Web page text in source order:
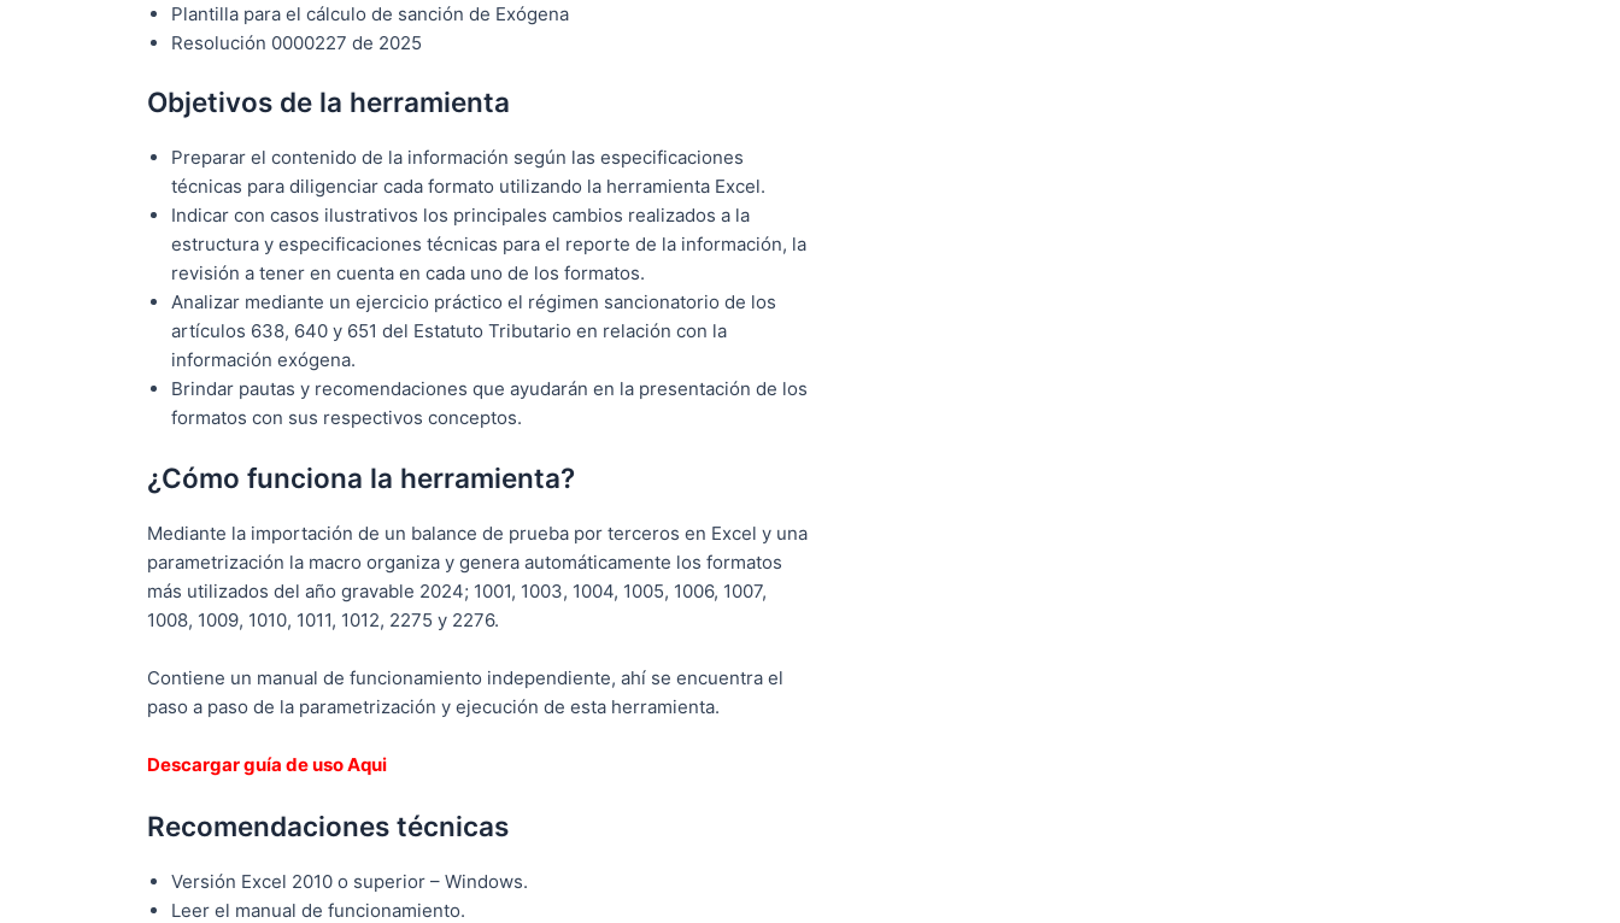
Plantilla para el cálculo de sanción de Exógena
Resolución 0000227 de 2025
Objetivos de la herramienta
Preparar el contenido de la información según las especificaciones
técnicas para diligenciar cada formato utilizando la herramienta Excel.
Indicar con casos ilustrativos los principales cambios realizados a la
estructura y especificaciones técnicas para el reporte de la información, la
revisión a tener en cuenta en cada uno de los formatos.
Analizar mediante un ejercicio práctico el régimen sancionatorio de los
artículos 638, 640 y 651 del Estatuto Tributario en relación con la
información exógena.
Brindar pautas y recomendaciones que ayudarán en la presentación de los
formatos con sus respectivos conceptos.
¿Cómo funciona la herramienta?
Mediante la importación de un balance de prueba por terceros en Excel y una
parametrización la macro organiza y genera automáticamente los formatos
más utilizados del año gravable 2024; 1001, 1003, 1004, 1005, 1006, 1007,
1008, 1009, 1010, 1011, 1012, 2275 y 2276.
Contiene un manual de funcionamiento independiente, ahí se encuentra el
paso a paso de la parametrización y ejecución de esta herramienta.
Descargar guía de uso Aqui
Recomendaciones técnicas
Versión Excel 2010 o superior – Windows.
Leer el manual de funcionamiento.